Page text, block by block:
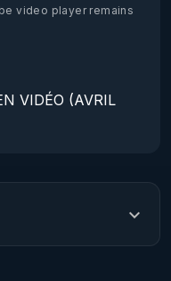
video player remains
VIDÉO (AVRIL